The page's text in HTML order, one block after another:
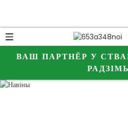
ВАШ ПАРТНЁР У
Дайце нам